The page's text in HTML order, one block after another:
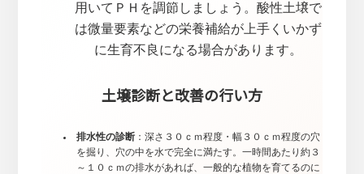
用いてＰＨを調節しましょう。酸性土壌で
は微量要素などの栄養補給が上手くいかず
に生育不良になる場合があります。
土壌診断と改善の行い方
排水性の診断 ：深さ３０ｃｍ程度・幅３０ｃｍ程度の穴
を掘り、穴の中を水で完全に満たす。一時間あたり約３
～１０ｃｍの排水があれば、一般的な植物を育てるのに